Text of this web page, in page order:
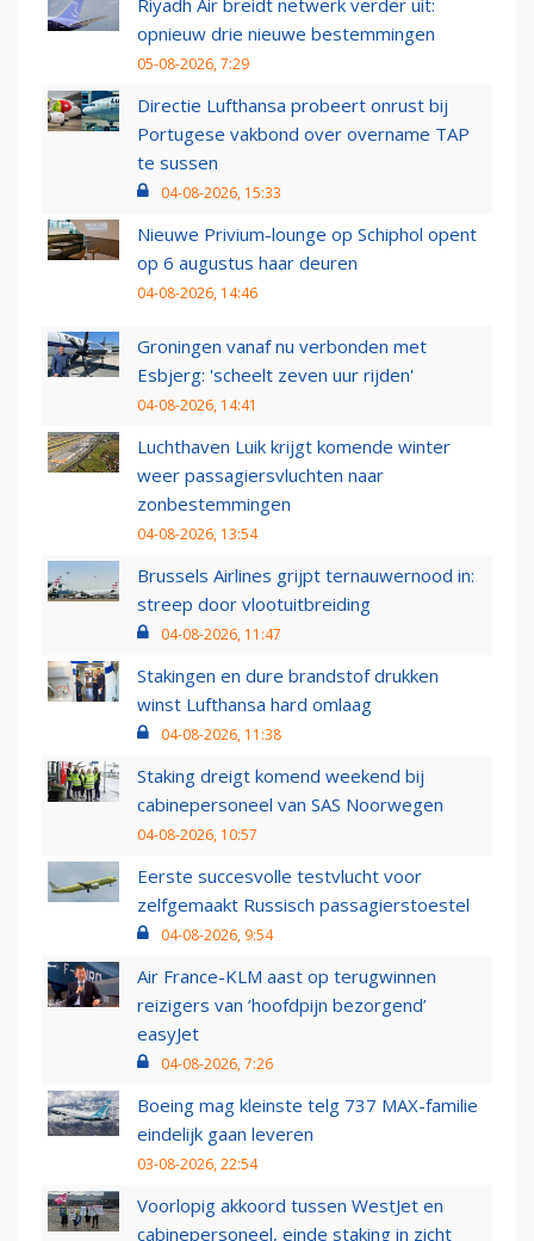
Riyadh Air breidt netwerk verder uit:
opnieuw drie nieuwe bestemmingen
05-08-2026, 7:29
Directie Lufthansa probeert onrust bij
Portugese vakbond over overname TAP
te sussen
04-08-2026, 15:33
Nieuwe Privium-lounge op Schiphol opent
op 6 augustus haar deuren
04-08-2026, 14:46
Groningen vanaf nu verbonden met
Esbjerg: 'scheelt zeven uur rijden'
04-08-2026, 14:41
Luchthaven Luik krijgt komende winter
weer passagiersvluchten naar
zonbestemmingen
04-08-2026, 13:54
Brussels Airlines grijpt ternauwernood in:
streep door vlootuitbreiding
04-08-2026, 11:47
Stakingen en dure brandstof drukken
winst Lufthansa hard omlaag
04-08-2026, 11:38
Staking dreigt komend weekend bij
cabinepersoneel van SAS Noorwegen
04-08-2026, 10:57
Eerste succesvolle testvlucht voor
zelfgemaakt Russisch passagierstoestel
04-08-2026, 9:54
Air France-KLM aast op terugwinnen
reizigers van ‘hoofdpijn bezorgend’
easyJet
04-08-2026, 7:26
Boeing mag kleinste telg 737 MAX-familie
eindelijk gaan leveren
03-08-2026, 22:54
Voorlopig akkoord tussen WestJet en
cabinepersoneel, einde staking in zicht